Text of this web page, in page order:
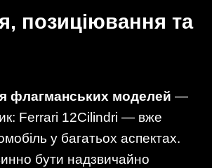
позиціювання та
флагманських моделей —
Ferrari 12Cilindri — вже
у багатьох аспектах.
бути надзвичайно